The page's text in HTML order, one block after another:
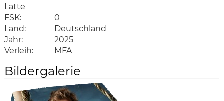
Latte
FSK:
0
Land:
Deutschland
Jahr:
2025
Verleih:
MFA
Bildergalerie